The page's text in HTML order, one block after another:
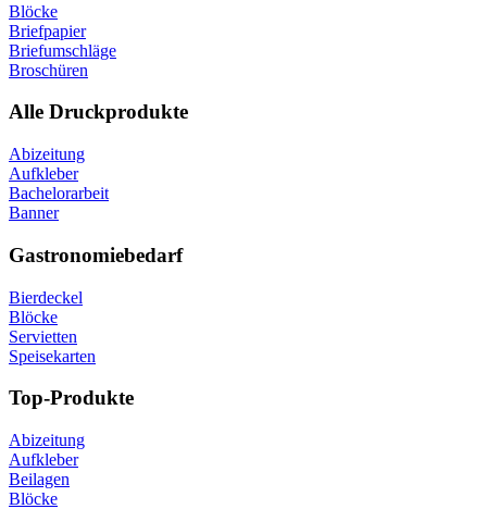
Blöcke
Briefpapier
Briefumschläge
Broschüren
Alle Druckprodukte
Abizeitung
Aufkleber
Bachelorarbeit
Banner
Gastronomiebedarf
Bierdeckel
Blöcke
Servietten
Speisekarten
Top-Produkte
Abizeitung
Aufkleber
Beilagen
Blöcke